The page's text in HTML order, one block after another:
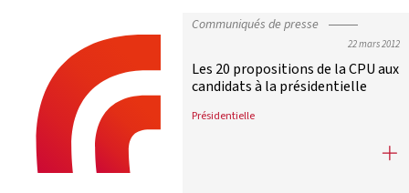
Communiqués de presse
22 mars 2012
Les 20 propositions de la CPU aux
candidats à la présidentielle
Présidentielle
Les 20 propositions de la CPU